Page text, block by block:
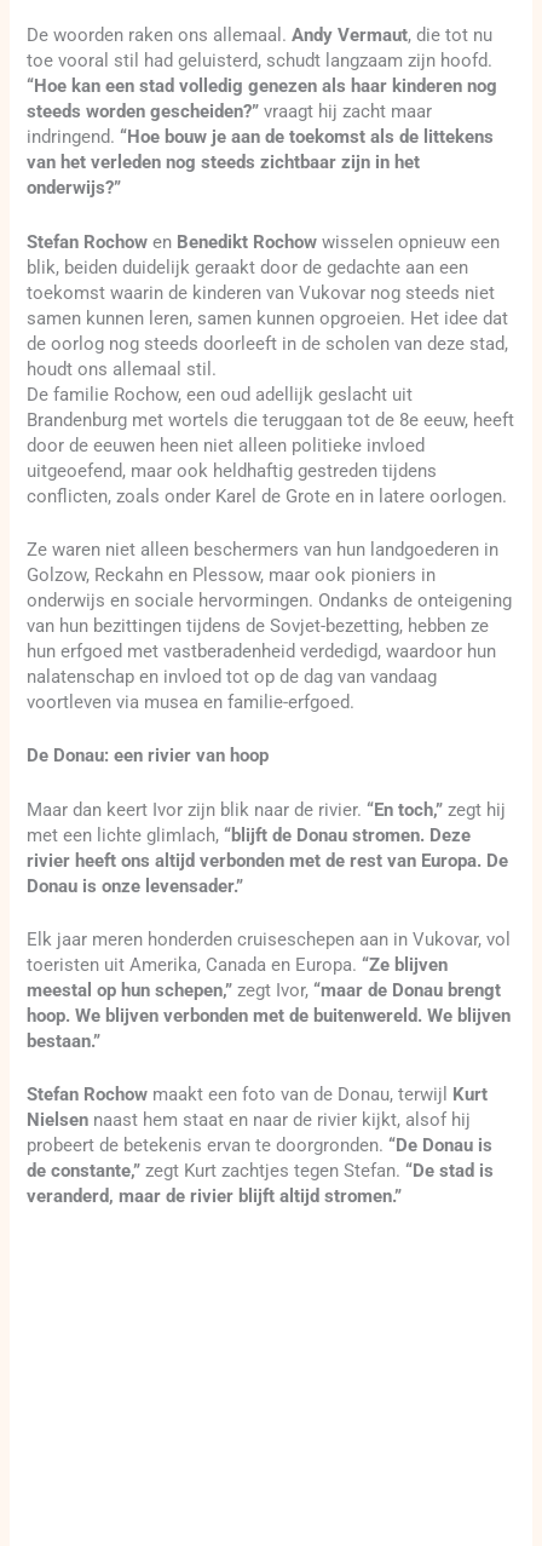
De woorden raken ons allemaal.Andy Vermaut, die tot nu
toe vooral stil had geluisterd, schudt langzaam zijn hoofd.
“Hoe kan een stad volledig genezen als haar kinderen nog
steeds worden gescheiden?” vraagt hij zacht maar
indringend.“Hoe bouw je aan de toekomst als de littekens
van het verleden nog steeds zichtbaar zijn in het
onderwijs?”
Stefan Rochow en Benedikt Rochow wisselen opnieuw een
blik, beiden duidelijk geraakt door de gedachte aan een
toekomst waarin de kinderen van Vukovar nog steeds niet
samen kunnen leren, samen kunnen opgroeien. Het idee dat
de oorlog nog steeds doorleeft in de scholen van deze stad,
houdt ons allemaal stil.
De familie Rochow, een oud adellijk geslacht uit
Brandenburg met wortels die teruggaan tot de 8e eeuw, heeft
door de eeuwen heen niet alleen politieke invloed
uitgeoefend, maar ook heldhaftig gestreden tijdens
conflicten, zoals onder Karel de Grote en in latere oorlogen.
Ze waren niet alleen beschermers van hun landgoederen in
Golzow, Reckahn en Plessow, maar ook pioniers in
onderwijs en sociale hervormingen. Ondanks de onteigening
van hun bezittingen tijdens de Sovjet-bezetting, hebben ze
hun erfgoed met vastberadenheid verdedigd, waardoor hun
nalatenschap en invloed tot op de dag van vandaag
voortleven via musea en familie-erfgoed.
De Donau: een rivier van hoop
Maar dan keert Ivor zijn blik naar de rivier.“En toch,” zegt hij
met een lichte glimlach,“blijft de Donau stromen. Deze
rivier heeft ons altijd verbonden met de rest van Europa. De
Donau is onze levensader.”
Elk jaar meren honderden cruiseschepen aan in Vukovar, vol
toeristen uit Amerika, Canada en Europa.“Ze blijven
meestal op hun schepen,” zegt Ivor,“maar de Donau brengt
hoop. We blijven verbonden met de buitenwereld. We blijven
bestaan.”
Stefan Rochow maakt een foto van de Donau, terwijl
Kurt
Nielsen naast hem staat en naar de rivier kijkt, alsof hij
probeert de betekenis ervan te doorgronden.“De Donau is
de constante,” zegt Kurt zachtjes tegen Stefan.“De stad is
veranderd, maar de rivier blijft altijd stromen.”